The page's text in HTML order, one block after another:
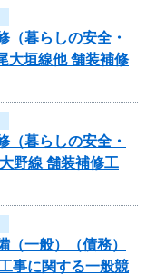
（暮らしの安全・
大垣線他 舗装補修
（暮らしの安全・
野線 舗装補修工
（一般）（債務）
事に関する一般競